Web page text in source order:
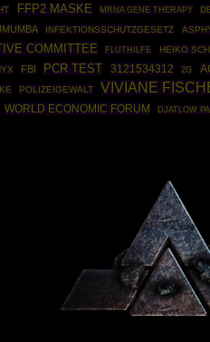
FFP2 MASKE MRNA GENE THERAPY
INFEKTIONSSCHUTZGESETZ
COMMITTEE FLUTHILFE HEIKO
FBI PCR TEST 3121534312 2G
POLIZEIGEWALT VIVIANE
WORLD ECONOMIC FORUM DJATLOW
Powered By :